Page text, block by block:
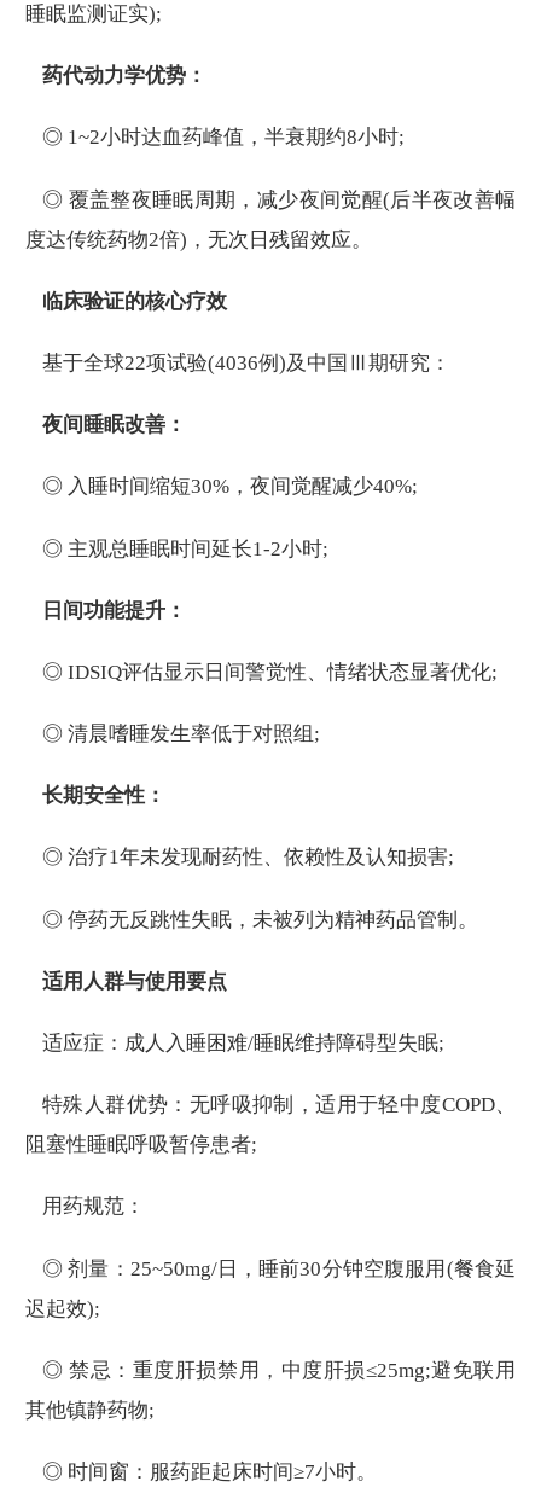
睡眠监测证实);
药代动力学优势：
◎ 1~2小时达血药峰值，半衰期约8小时;
◎ 覆盖整夜睡眠周期，减少夜间觉醒(后半夜改善幅
度达传统药物2倍)，无次日残留效应。
临床验证的核心疗效
基于全球22项试验(4036例)及中国Ⅲ期研究：
夜间睡眠改善：
◎ 入睡时间缩短30%，夜间觉醒减少40%;
◎ 主观总睡眠时间延长1-2小时;
日间功能提升：
◎ IDSIQ评估显示日间警觉性、情绪状态显著优化;
◎ 清晨嗜睡发生率低于对照组;
长期安全性：
◎ 治疗1年未发现耐药性、依赖性及认知损害;
◎ 停药无反跳性失眠，未被列为精神药品管制。
适用人群与使用要点
适应症：成人入睡困难/睡眠维持障碍型失眠;
特殊人群优势：无呼吸抑制，适用于轻中度COPD、
阻塞性睡眠呼吸暂停患者;
用药规范：
◎ 剂量：25~50mg/日，睡前30分钟空腹服用(餐食延
迟起效);
◎ 禁忌：重度肝损禁用，中度肝损≤25mg;避免联用
其他镇静药物;
◎ 时间窗：服药距起床时间≥7小时。